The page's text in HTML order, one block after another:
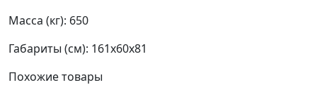
Масса (кг): 650
Габариты (см): 161х60х81
Похожиетовары